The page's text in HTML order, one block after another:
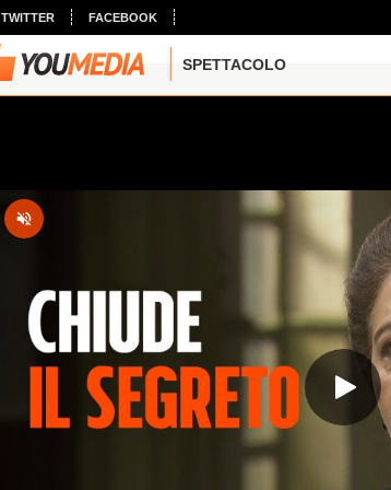
TWITTER FACEBOOK
SPETTACOLO